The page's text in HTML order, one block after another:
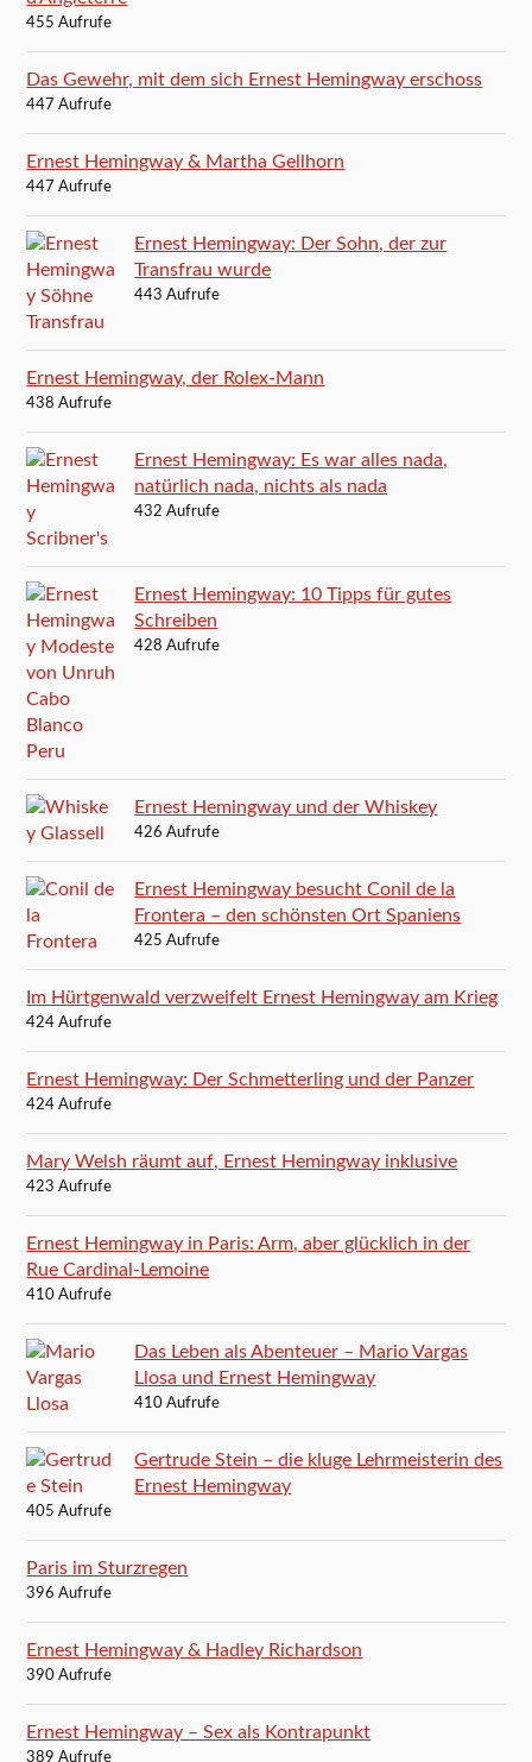
455 Aufrufe
Das Gewehr, mit dem sich Ernest Hemingway erschoss
447 Aufrufe
Ernest Hemingway & Martha Gellhorn
447 Aufrufe
Ernest Hemingway: Der Sohn, der zur
Transfrau wurde
443 Aufrufe
Ernest Hemingway, der Rolex-Mann
438 Aufrufe
Ernest Hemingway: Es war alles nada,
natürlich nada, nichts als nada
432 Aufrufe
Ernest Hemingway: 10 Tipps für gutes
Schreiben
428 Aufrufe
Ernest Hemingway und der Whiskey
426 Aufrufe
Ernest Hemingway besucht Conil de la
Frontera – den schönsten Ort Spaniens
425 Aufrufe
Im Hürtgenwald verzweifelt Ernest Hemingway am Krieg
424 Aufrufe
Ernest Hemingway: Der Schmetterling und der Panzer
424 Aufrufe
Mary Welsh räumt auf, Ernest Hemingway inklusive
423 Aufrufe
Ernest Hemingway in Paris: Arm, aber glücklich in der
Rue Cardinal-Lemoine
410 Aufrufe
Das Leben als Abenteuer – Mario Vargas
Llosa und Ernest Hemingway
410 Aufrufe
Gertrude Stein – die kluge Lehrmeisterin des
Ernest Hemingway
405 Aufrufe
Paris im Sturzregen
396 Aufrufe
Ernest Hemingway & Hadley Richardson
390 Aufrufe
Ernest Hemingway – Sex als Kontrapunkt
389 Aufrufe